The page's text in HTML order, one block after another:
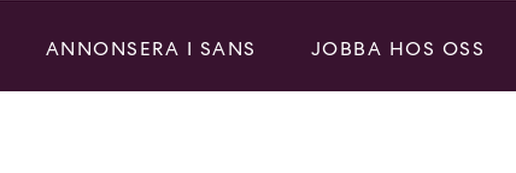
ANNONSERA I SANS JOBBA HOS OSS